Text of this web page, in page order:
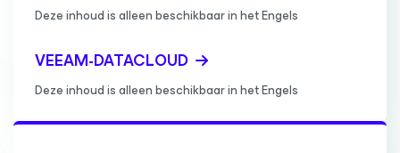
Deze inhoud is alleen beschikbaar in het Engels
VEEAM-DATACLOUD
Deze inhoud is alleen beschikbaar in het Engels